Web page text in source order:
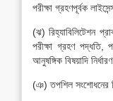
পরীক্ষা গ্রহণপূর্বক
(ঝ) রিহ্যাবিলিটেশন
পরীক্ষা গ্রহণ পদ্ধতি,
আনুষঙ্গিক বিষয়াদি
(ঞ) তপশিল সংশোধনের